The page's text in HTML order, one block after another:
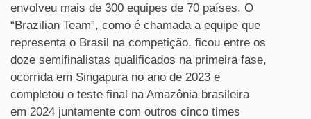
envolveu mais de 300 equipes de 70 países. O
“Brazilian Team”, como é chamada a equipe que
representa o Brasil na competição, ficou entre os
doze semifinalistas qualificados na primeira fase,
ocorrida em Singapura no ano de 2023 e
completou o teste final na Amazônia brasileira
em 2024 juntamente com outros cinco times